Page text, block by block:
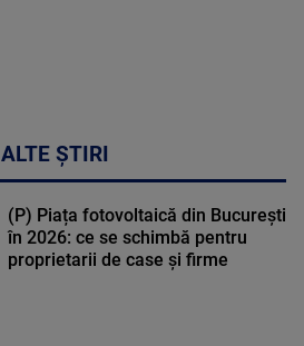
ALTE ȘTIRI
(P) Piața fotovoltaică din București
în 2026: ce se schimbă pentru
proprietarii de case și firme